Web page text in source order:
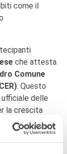
come il
che attesta
Comune
. Questo
delle
la crescita